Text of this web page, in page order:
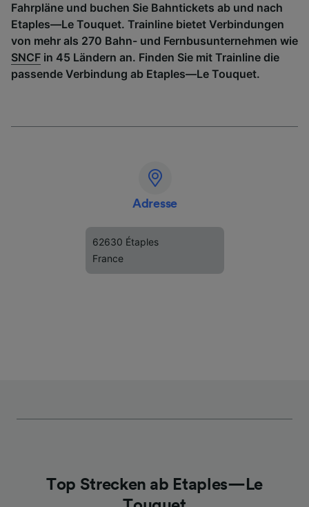
Fahrpläne und buchen Sie Bahntickets ab und nach
Etaples—Le Touquet. Trainline bietet Verbindungen
von mehr als 270 Bahn- und Fernbusunternehmen wie
SNCF in 45 Ländern an. Finden Sie mit Trainline die
passende Verbindung ab Etaples—Le Touquet.
Adresse
62630 Étaples
France
Top Strecken ab Etaples—Le